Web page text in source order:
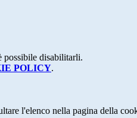
possibile disabilitarli.
POLICY.
l'elenco nella pagina della